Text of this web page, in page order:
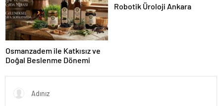
Osmanzadem ile Katkısız ve
Doğal Beslenme Dönemi
Robotik Üroloji Ankara